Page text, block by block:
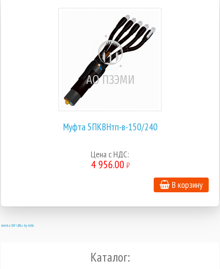
Муфта 5ПКВНтп-в-150/240
Цена с НДС:
4 956.00 ₽
В корзину
Joomla SEF URLs by Artio
Каталог: